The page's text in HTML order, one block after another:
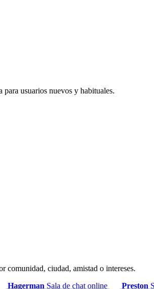
para usuarios nuevos y habituales.
comunidad, ciudad, amistad o intereses.
Hagerman Sala de chat online Preston